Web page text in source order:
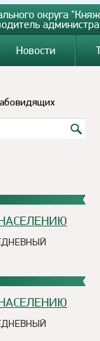
округа
Новости